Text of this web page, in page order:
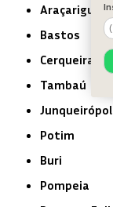
Bastos
Cerqueira
Tambaú
Potim
Buri
Pompeia